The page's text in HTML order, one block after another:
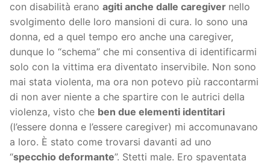
con disabilità erano agiti anche dalle caregiver nello
svolgimento delle loro mansioni di cura. Io sono una
donna, ed a quel tempo ero anche una caregiver,
dunque lo “schema” che mi consentiva di identificarmi
solo con la vittima era diventato inservibile. Non sono
mai stata violenta, ma ora non potevo più raccontarmi
di non aver niente a che spartire con le autrici della
violenza, visto che ben due elementi identitari
(l’essere donna e l’essere caregiver) mi accomunavano
a loro. È stato come trovarsi davanti ad uno
“specchio deformante”. Stetti male. Ero spaventata